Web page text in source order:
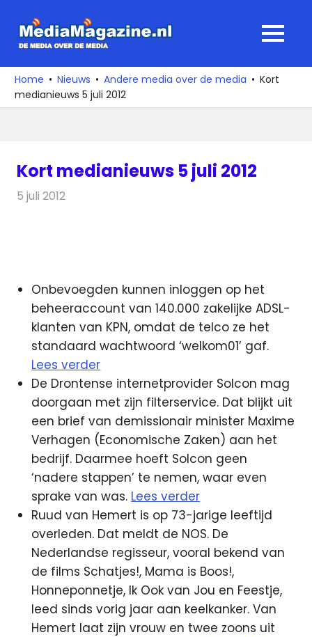
naar
media
over
de
MENU
Home Nieuws Andere media over de media
Kort
medianieuws 5 juli 2012
Kort medianieuws 5 juli 2012
5 juli 2012
Onbevoegden kunnen inloggen op het
beheeraccount van 140.000 zakelijke ADSL-
klanten van KPN, omdat de telco ze het
standaard wachtwoord ‘welkom01’ gaf.
Lees verder
De Drontense internetprovider Solcon mag
doorgaan met zijn filterservice. Dat blijkt uit
een brief van demissionair minister Maxime
Verhagen (Economische Zaken) aan het
bedrijf. Daarmee hoeft Solcon geen
‘nadere stappen’ te nemen, waar even
sprake van was. Lees verder
Ruud van Hemert is op 73-jarige leeftijd
overleden. Dat meldt de NOS. De
Nederlandse regisseur, vooral bekend van
de films Schatjes!, Mama is Boos!,
Honneponnetje, Ik Ook van Jou en Feestje,
leed sinds vorig jaar aan keelkanker. Van
Hemert laat zijn vrouw en twee zoons uit